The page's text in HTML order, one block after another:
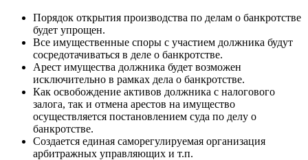
Порядок открытия производства по делам о банкротстве
будет упрощен.
Все имущественные споры с участием должника будут
сосредотачиваться в деле о банкротстве.
Арест имущества должника будет возможен
исключительно в рамках дела о банкротстве.
Как освобождение активов должника с налогового
залога, так и отмена арестов на имущество
осуществляется постановлением суда по делу о
банкротстве.
Создается единая саморегулируемая организация
арбитражных управляющих и т.п.